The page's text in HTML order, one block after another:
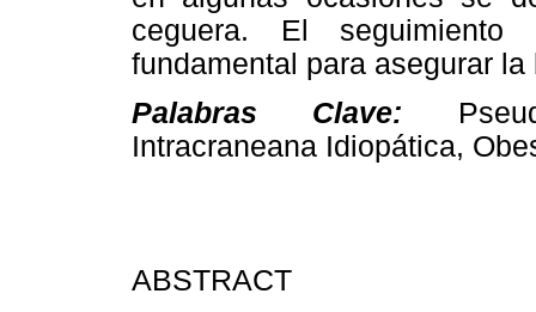
ceguera. El
fundamental para asegurar
Palabras Clave:
Intracraneana Idiopática,
ABSTRACT